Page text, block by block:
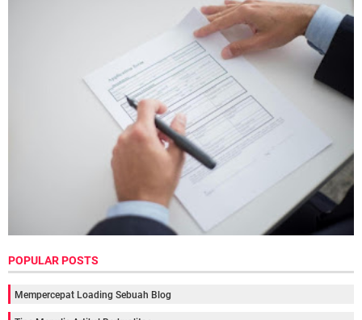
POPULAR POSTS
Mempercepat Loading Sebuah Blog